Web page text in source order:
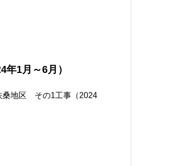
1月～6月）
桑地区 その1工事（2024